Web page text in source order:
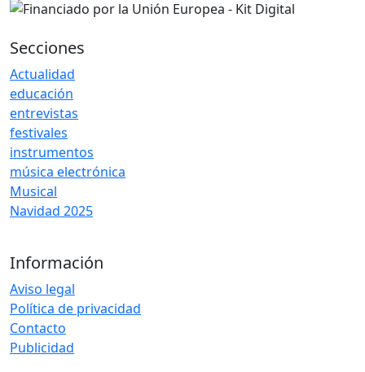
Secciones
Actualidad
educación
entrevistas
festivales
instrumentos
música electrónica
Musical
Navidad 2025
Información
Aviso legal
Política de privacidad
Contacto
Publicidad